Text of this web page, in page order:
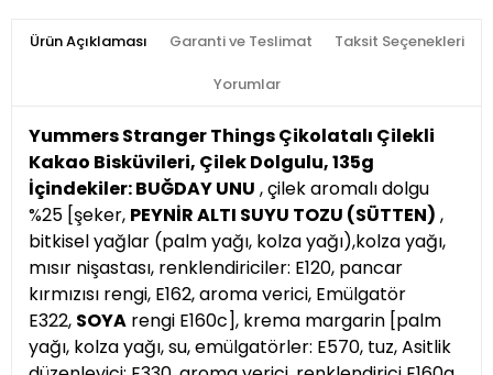
Ürün Açıklaması Garanti ve Teslimat Taksit Seçenekleri
Yorumlar
Yummers Stranger Things Çikolatalı Çilekli
Kakao Bisküvileri, Çilek Dolgulu, 135g
İçindekiler:BUĞDAY UNU , çilek aromalı dolgu
%25 [şeker, PEYNİR ALTI SUYU TOZU (SÜTTEN) ,
bitkisel yağlar (palm yağı, kolza yağı),kolza yağı,
mısır nişastası, renklendiriciler: E120, pancar
kırmızısı rengi, E162, aroma verici, Emülgatör
E322, SOYA rengi E160c], krema margarin [palm
yağı, kolza yağı, su, emülgatörler: E570, tuz, Asitlik